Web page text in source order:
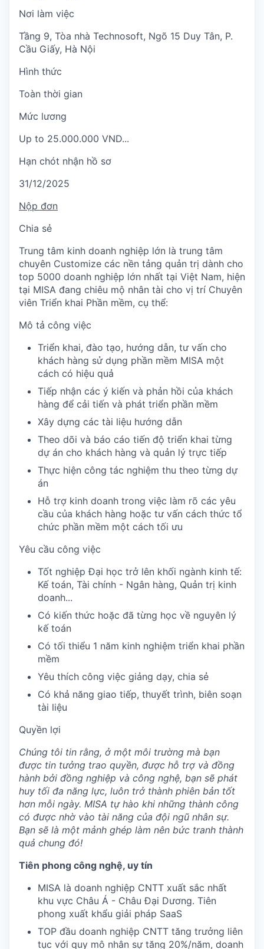
Nơi làm việc
Tầng 9, Tòa nhà Technosoft, Ngõ 15 Duy Tân, P.
Cầu Giấy, Hà Nội
Hình thức
Toàn thời gian
Mức lương
Up to 25.000.000 VND...
Hạn chót nhận hồ sơ
31/12/2025
Nộp đơn
Chia sẻ
Trung tâm kinh doanh nghiệp lớn là trung tâm
chuyên Customize các nền tảng quản trị dành cho
top 5000 doanh nghiệp lớn nhất tại Việt Nam, hiện
tại MISA đang chiêu mộ nhân tài cho vị trí Chuyên
viên Triển khai Phần mềm, cụ thể:
Mô tả công việc
Triển khai, đào tạo, hướng dẫn, tư vấn cho
khách hàng sử dụng phần mềm MISA một
cách có hiệu quả
Tiếp nhận các ý kiến và phản hồi của khách
hàng để cải tiến và phát triển phần mềm
Xây dựng các tài liệu hướng dẫn
Theo dõi và báo cáo tiến độ triển khai từng
dự án cho khách hàng và quản lý trực tiếp
Thực hiện công tác nghiệm thu theo từng dự
án
Hỗ trợ kinh doanh trong việc làm rõ các yêu
cầu của khách hàng hoặc tư vấn cách thức tổ
chức phần mềm một cách tối ưu
Yêu cầu công việc
Tốt nghiệp Đại học trở lên khối ngành kinh tế:
Kế toán, Tài chính - Ngân hàng, Quản trị kinh
doanh...
Có kiến thức hoặc đã từng học về nguyên lý
kế toán
Có tối thiểu 1 năm kinh nghiệm triển khai phần
mềm
Yêu thích công việc giảng dạy, chia sẻ
Có khả năng giao tiếp, thuyết trình, biên soạn
tài liệu
Quyền lợi
Chúng tôi tin rằng, ở một môi trường mà bạn
được tin tưởng trao quyền, được hỗ trợ và đồng
hành bởi đồng nghiệp và công nghệ, bạn sẽ phát
huy tối đa năng lực, luôn trở thành phiên bản tốt
hơn mỗi ngày. MISA tự hào khi những thành công
có được nhờ vào tài năng của đội ngũ nhân sự.
Bạn sẽ là một mảnh ghép làm nên bức tranh thành
quả chung đó!
Tiên phong công nghệ, uy tín
MISA là doanh nghiệp CNTT xuất sắc nhất
khu vực Châu Á - Châu Đại Dương. Tiên
phong xuất khẩu giải pháp SaaS
TOP đầu doanh nghiệp CNTT tăng trưởng liên
tục với quy mô nhân sự tăng 20%/năm, doanh